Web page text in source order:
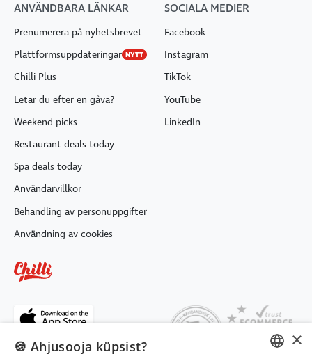
ANVÄNDBARA LÄNKAR
Prenumerera på nyhetsbrevet
Plattformsuppdateringar NYTT
Chilli Plus
Letar du efter en gåva?
Weekend picks
Restaurant deals today
Spa deals today
Användarvillkor
Behandling av personuppgifter
Användning av cookies
SOCIALA MEDIER
Facebook
Instagram
TikTok
YouTube
LinkedIn
×
🍪 Ahjusooja küpsist?